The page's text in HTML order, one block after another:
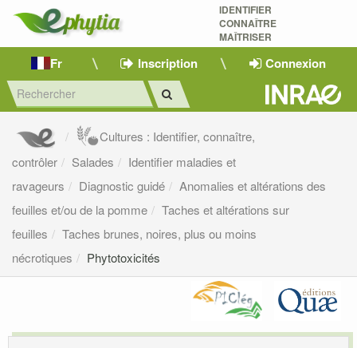
IDENTIFIER
CONNAÎTRE
MAÎTRISER
Fr Inscription Connexion
Cultures : Identifier, connaître,
contrôler
Salades
Identifier maladies et
ravageurs
Diagnostic guidé
Anomalies et altérations des
feuilles et/ou de la pomme
Taches et altérations sur
feuilles
Taches brunes, noires, plus ou moins
nécrotiques
Phytotoxicités